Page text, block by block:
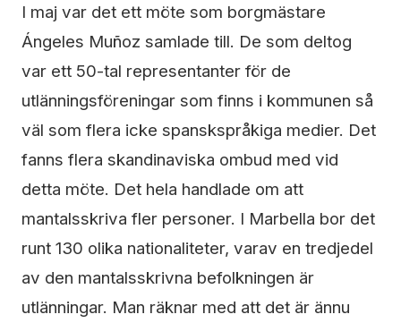
I maj var det ett möte som borgmästare
Ángeles Muñoz samlade till. De som deltog
var ett 50-tal representanter för de
utlänningsföreningar som finns i kommunen så
väl som flera icke spanskspråkiga medier. Det
fanns flera skandinaviska ombud med vid
detta möte. Det hela handlade om att
mantalsskriva fler personer. I Marbella bor det
runt 130 olika nationaliteter, varav en tredjedel
av den mantalsskrivna befolkningen är
utlänningar. Man räknar med att det är ännu